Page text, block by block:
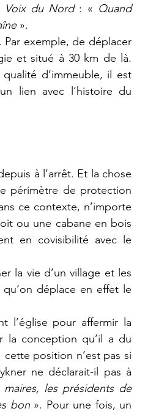
Voix du Nord : « Quand
».
exemple, de déplacer
et situé à 30 km de là.
d’immeuble, il est
lien avec l’histoire du
à l’arrêt. Et la chose
périmètre de protection
ce contexte, n’importe
ou une cabane en bois
en covisibilité avec le
la vie d’un village et les
déplace en effet le
l’église pour affermir la
la conception qu’il a du
position n’est pas si
ne déclarait-il pas à
les présidents de
bon ». Pour une fois, un